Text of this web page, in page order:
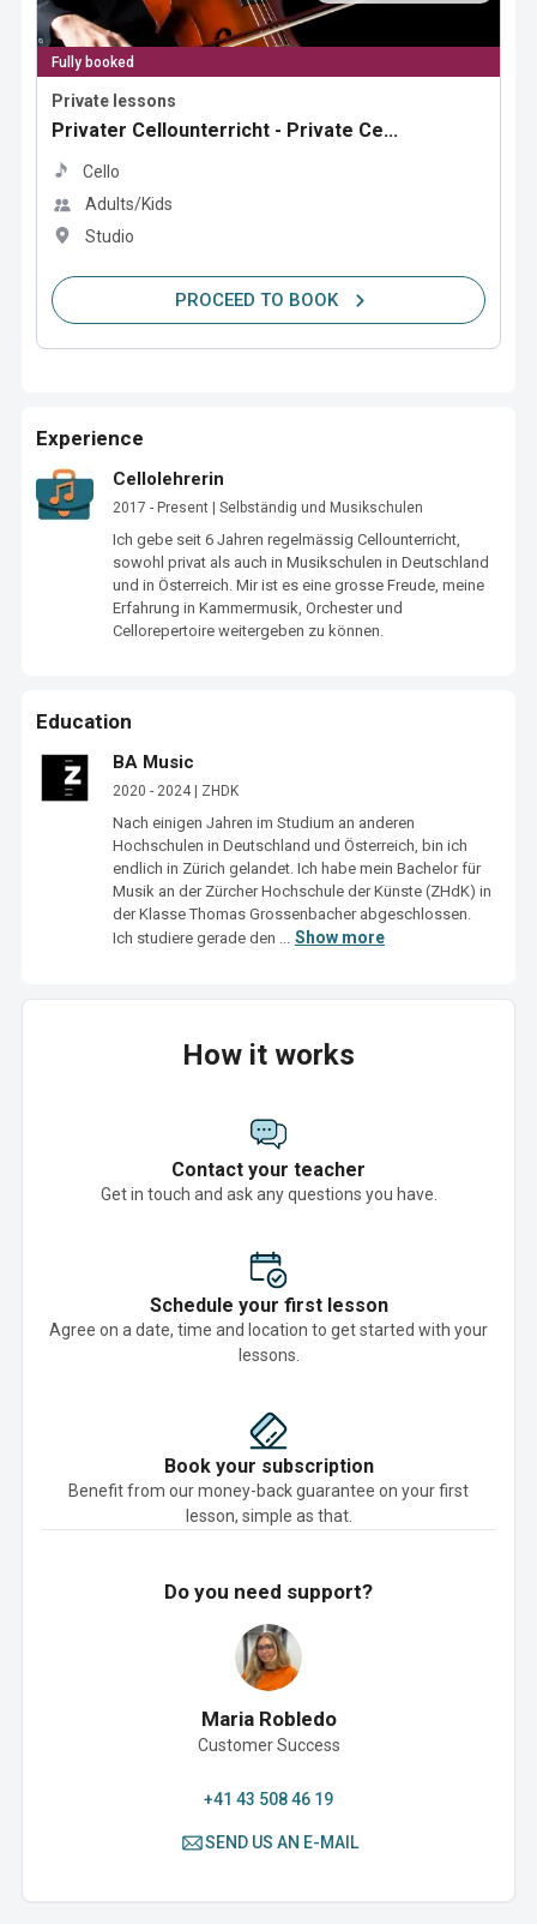
Fully booked
Private lessons
Privater Cellounterricht - Private Ce...
Cello
Adults/Kids
Studio
PROCEED TO BOOK
Experience
Cellolehrerin
2017 - Present | Selbständig und Musikschulen
Ich gebe seit 6 Jahren regelmässig Cellounterricht,
sowohl privat als auch in Musikschulen in Deutschland
und in Österreich. Mir ist es eine grosse Freude, meine
Erfahrung in Kammermusik, Orchester und
Cellorepertoire weitergeben zu können.
Education
BA Music
2020 - 2024 | ZHDK
Nach einigen Jahren im Studium an anderen
Hochschulen in Deutschland und Österreich, bin ich
endlich in Zürich gelandet. Ich habe mein Bachelor für
Musik an der Zürcher Hochschule der Künste (ZHdK) in
der Klasse Thomas Grossenbacher abgeschlossen.
Ich studiere gerade den ... Show more
How it works
Contact your teacher
Get in touch and ask any questions you have.
Schedule your first lesson
Agree on a date, time and location to get started with your
lessons.
Book your subscription
Benefit from our money-back guarantee on your first
lesson, simple as that.
Do you need support?
Maria Robledo
Customer Success
+41 43 508 46 19
SEND US AN E-MAIL